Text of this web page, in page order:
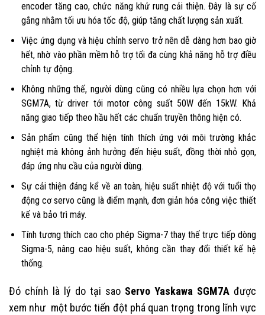
encoder tăng cao, chức năng khử rung cải thiện. Đây là sự cố
gắng nhằm tối ưu hóa tốc độ, giúp tăng chất lượng sản xuất.
Việc ứng dụng và hiệu chỉnh servo trở nên dễ dàng hơn bao giờ
hết, nhờ vào phần mềm hỗ trợ tối đa cùng khả năng hỗ trợ điều
chỉnh tự động.
Không những thế, người dùng cũng có nhiều lựa chọn hơn với
SGM7A, từ driver tới motor công suất 50W đến 15kW. Khả
năng giao tiếp theo hầu hết các chuẩn truyền thông hiện có.
Sản phẩm cũng thể hiện tính thích ứng với môi trường khắc
nghiệt mà không ảnh hưởng đến hiệu suất, đồng thời nhỏ gọn,
đáp ứng nhu cầu của người dùng.
Sự cải thiện đáng kể về an toàn, hiệu suất nhiệt độ với tuổi thọ
động cơ servo cũng là điểm mạnh, đơn giản hóa công việc thiết
kế và bảo trì máy.
Tính tương thích cao cho phép Sigma-7 thay thế trực tiếp dòng
Sigma-5, nâng cao hiệu suất, không cần thay đổi thiết kế hệ
thống.
Đó chính là lý do tại sao Servo Yaskawa SGM7A được
xem như một bước tiến đột phá quan trọng trong lĩnh vực